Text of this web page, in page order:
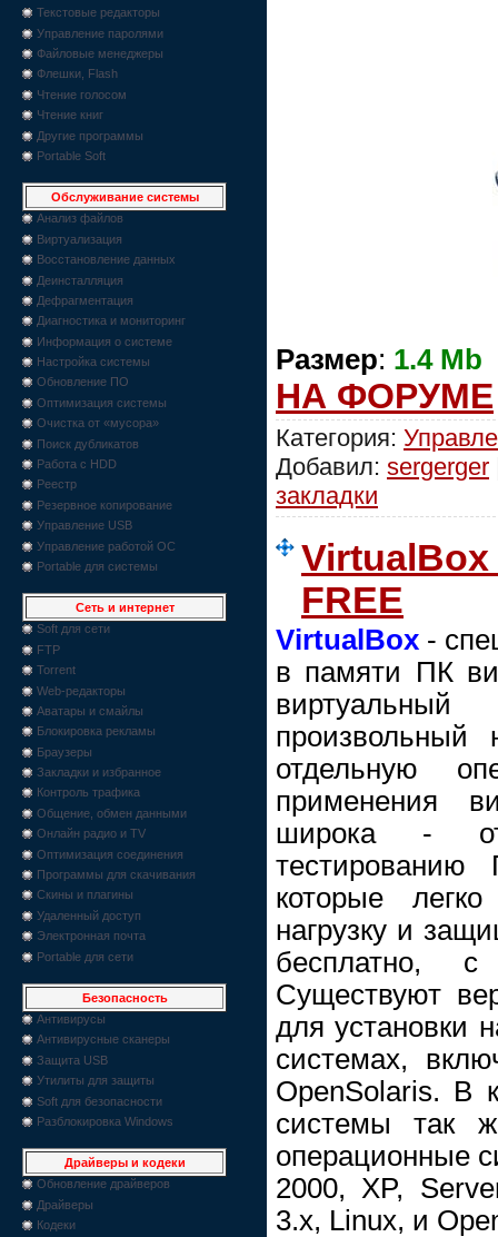
Текстовые редакторы
Управление паролями
Файловые менеджеры
Флешки, Flash
Чтение голосом
Чтение книг
Другие программы
Portable Soft
Обслуживание системы
Анализ файлов
Виртуализация
Восстановление данных
Деинсталляция
Дефрагментация
Диагностика и мониторинг
Информация о системе
Настройка системы
Обновление ПО
Оптимизация системы
Очистка от «мусора»
Поиск дубликатов
Работа с HDD
Реестр
Резервное копирование
Управление USB
Управление работой ОС
Portable для системы
Сеть и интернет
Soft для сети
FTP
Torrent
Web-редакторы
Аватары и смайлы
Блокировка рекламы
Браузеры
Закладки и избранное
Контроль трафика
Общение, обмен данными
Онлайн радио и TV
Оптимизация соединения
Программы для скачивания
Скины и плагины
Удаленный доступ
Электронная почта
Portable для сети
Безопасность
Антивирусы
Антивирусные сканеры
Защита USB
Утилиты для защиты
Soft для безопасности
Разблокировка Windows
Драйверы и кодеки
Обновление драйверов
Драйверы
Кодеки
Размер: 1.4 Mb
НА ФОРУМЕ
Категория:
Добавил: sergerger
закладки
VirtualBox
FREE
VirtualBox -
в памяти ПК
виртуальный
произвольный
отдельную
применения
широка -
которые
нагрузку и
бесплатно,
Существуют
для установки
системах,
OpenSolaris. В
системы так
операционные
2000, XP,
3.x, Linux, и